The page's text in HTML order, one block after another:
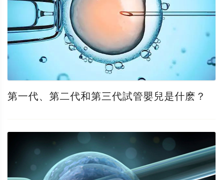
第一代、第二代和第三代試管嬰兒是什麽？